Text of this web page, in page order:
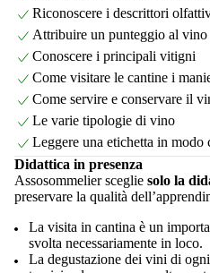
Riconoscere i descrittori
Attribuire un punteggio al
Conoscere i principali vitigni
Come visitare le cantine i
Come servire e conservare il
Le varie tipologie di vino
Leggere una etichetta in modo
Didattica in presenza
Assosommelier sceglie solo la
preservare la qualità
La visita in cantina è un
svolta necessariamente in loco.
La degustazione dei vini di